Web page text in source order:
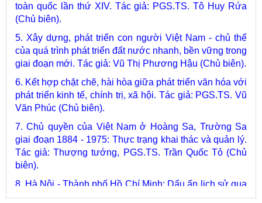
5. Xây dựng, phát triển con người Việt Nam - chủ thể
giai đoạn mới. Tác giả: Vũ Thị Phương Hậu (Chủ biên).
6. Kết hợp chặt chẽ, hài hòa giữa phát triển văn hóa với
Văn Phúc (Chủ biên).
7. Chủ quyền của Việt Nam ở Hoàng Sa, Trường Sa
Tác giả: Thượng tướng, PGS.TS. Trần Quốc Tỏ (Chủ
biên).
8. Hà Nội - Thành phố Hồ Chí Minh: Dấu ấn lịch sử qua